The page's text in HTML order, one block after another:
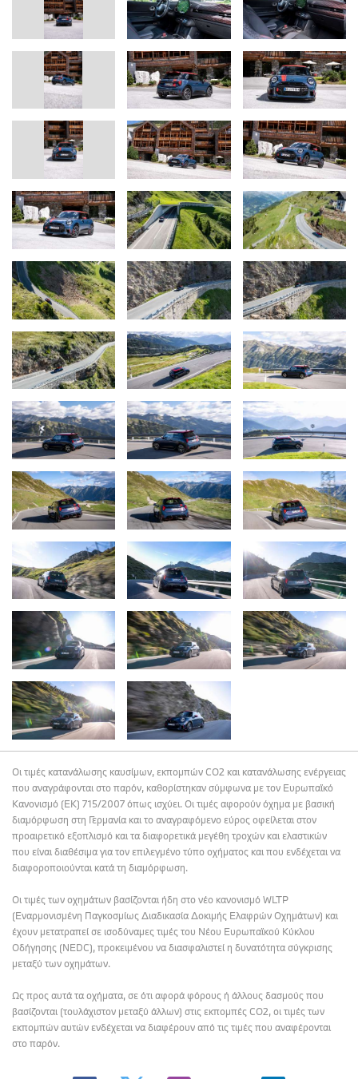
Οι τιμές κατανάλωσης καυσίμων, εκπομπών CO2 και κατανάλωσης ενέργειας
που αναγράφονται στο παρόν, καθορίστηκαν σύμφωνα με τον Ευρωπαϊκό
Κανονισμό (ΕΚ) 715/2007 όπως ισχύει. Οι τιμές αφορούν όχημα με βασική
διαμόρφωση στη Γερμανία και το αναγραφόμενο εύρος οφείλεται στον
προαιρετικό εξοπλισμό και τα διαφορετικά μεγέθη τροχών και ελαστικών
που είναι διαθέσιμα για τον επιλεγμένο τύπο οχήματος και που ενδέχεται να
διαφοροποιούνται κατά τη διαμόρφωση.
Οι τιμές των οχημάτων βασίζονται ήδη στο νέο κανονισμό WLTP
(Εναρμονισμένη Παγκοσμίως Διαδικασία Δοκιμής Ελαφρών Οχημάτων) και
έχουν μετατραπεί σε ισοδύναμες τιμές του Νέου Ευρωπαϊκού Κύκλου
Οδήγησης (NEDC), προκειμένου να διασφαλιστεί η δυνατότητα σύγκρισης
μεταξύ των οχημάτων.
Ως προς αυτά τα οχήματα, σε ότι αφορά φόρους ή άλλους δασμούς που
βασίζονται (τουλάχιστον μεταξύ άλλων) στις εκπομπές CO2, οι τιμές των
εκπομπών αυτών ενδέχεται να διαφέρουν από τις τιμές που αναφέρονται
στο παρόν.